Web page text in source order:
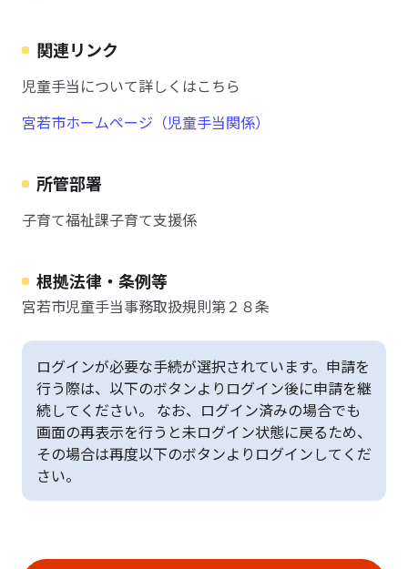
関連リンク
児童手当について詳しくはこちら
宮若市ホームページ（児童手当関係）
所管部署
子育て福祉課子育て支援係
根拠法律・条例等
宮若市児童手当事務取扱規則第２８条
ログインが必要な手続が選択されています。申請を
行う際は、以下のボタンよりログイン後に申請を継
続してください。 なお、ログイン済みの場合でも
画面の再表示を行うと未ログイン状態に戻るため、
その場合は再度以下のボタンよりログインしてくだ
さい。